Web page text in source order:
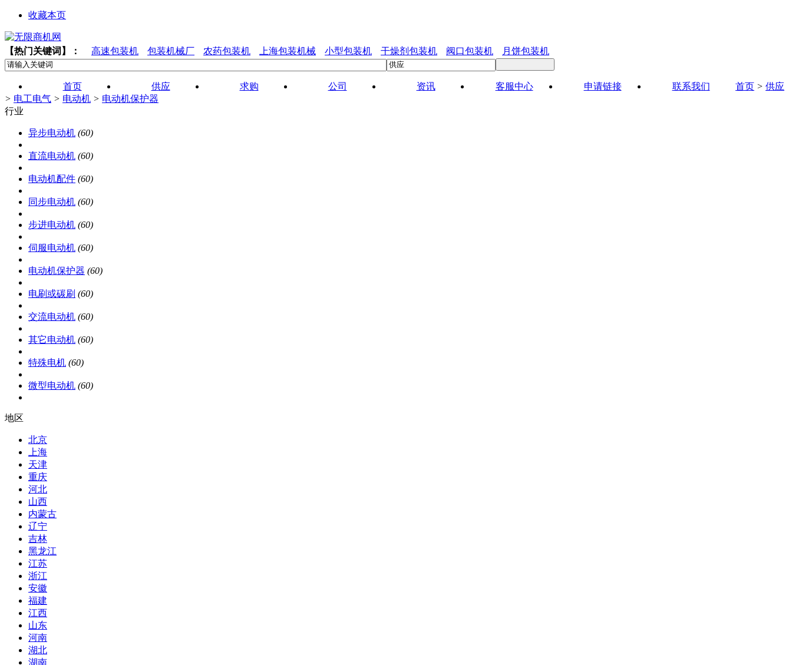
收藏本页
【热门关键词】： 高速包装机 包装机械厂 农药包装机 上海包装机械 小型包装机 干燥剂包装机 阀口包装机 月饼包装机
首页 供应 求购 公司 资讯 客服中心 申请链接 联系我们 首页 > 供应
> 电工电气 > 电动机 > 电动机保护器
行业
异步电动机 (60)
直流电动机 (60)
电动机配件 (60)
同步电动机 (60)
步进电动机 (60)
伺服电动机 (60)
电动机保护器 (60)
电刷或碳刷 (60)
交流电动机 (60)
其它电动机 (60)
特殊电机 (60)
微型电动机 (60)
地区
北京
上海
天津
重庆
河北
山西
内蒙古
辽宁
吉林
黑龙江
江苏
浙江
安徽
福建
江西
山东
河南
湖北
湖南